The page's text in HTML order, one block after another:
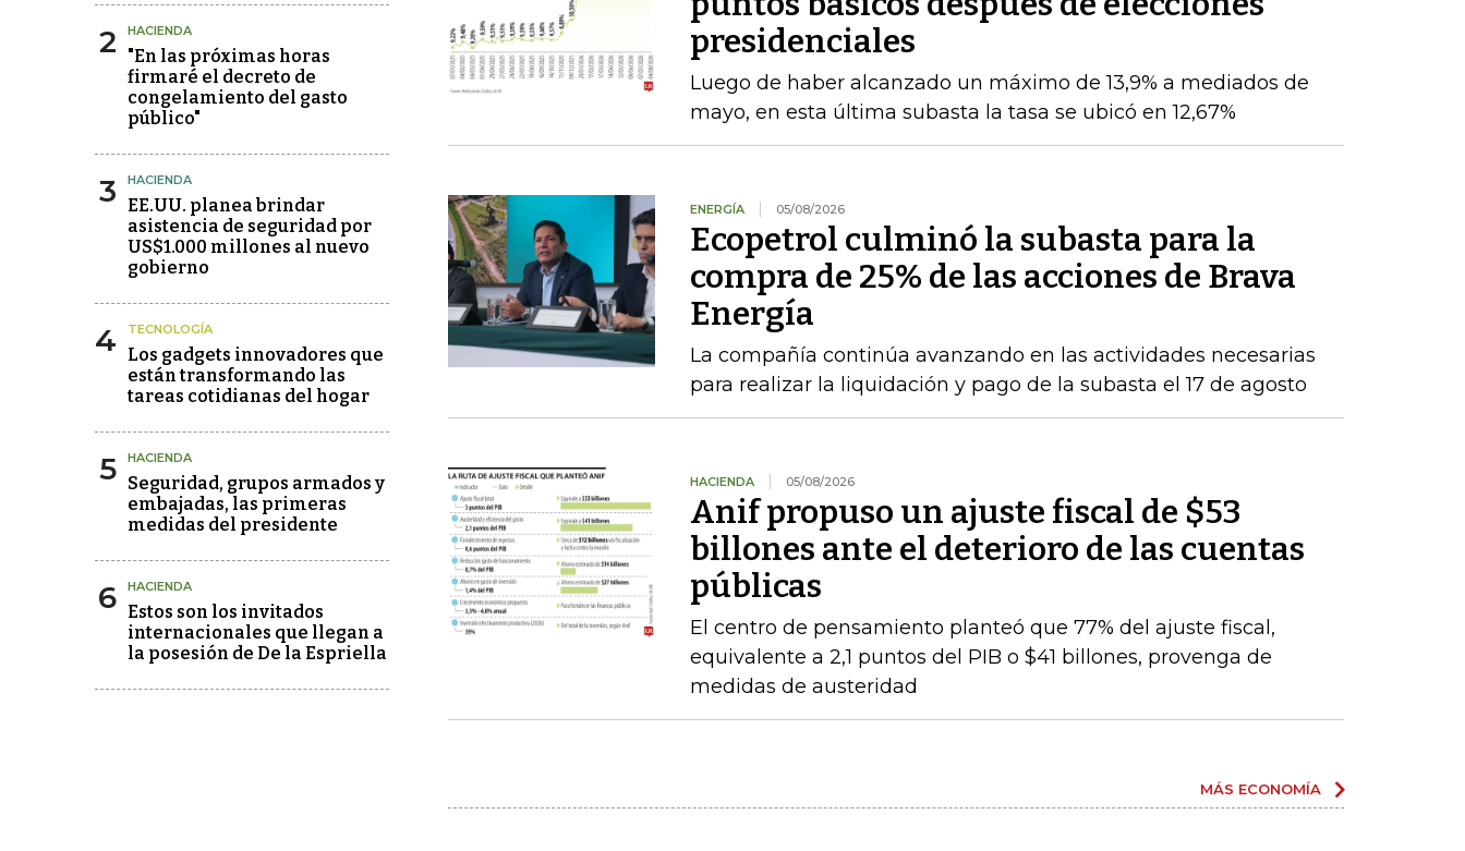
2 HACIENDA
"En las próximas horas
firmaré el decreto de
congelamiento del gasto
público"
3 HACIENDA
EE.UU. planea brindar
asistencia de seguridad por
US$1.000 millones al nuevo
gobierno
4 TECNOLOGÍA
Los gadgets innovadores que
están transformando las
tareas cotidianas del hogar
5 HACIENDA
Seguridad, grupos armados y
embajadas, las primeras
medidas del presidente
6 HACIENDA
Estos son los invitados
internacionales que llegan a
la posesión de De la Espriella
presidenciales
Luego de haber alcanzado un máximo de 13,9% a mediados de
mayo, en esta última subasta la tasa se ubicó en 12,67%
ENERGÍA 05/08/2026
Ecopetrol culminó la subasta para la
compra de 25% de las acciones de Brava
Energía
La compañía continúa avanzando en las actividades necesarias
para realizar la liquidación y pago de la subasta el 17 de agosto
HACIENDA 05/08/2026
Anif propuso un ajuste fiscal de $53
billones ante el deterioro de las cuentas
públicas
El centro de pensamiento planteó que 77% del ajuste fiscal,
equivalente a 2,1 puntos del PIB o $41 billones, provenga de
medidas de austeridad
MÁS ECONOMÍA